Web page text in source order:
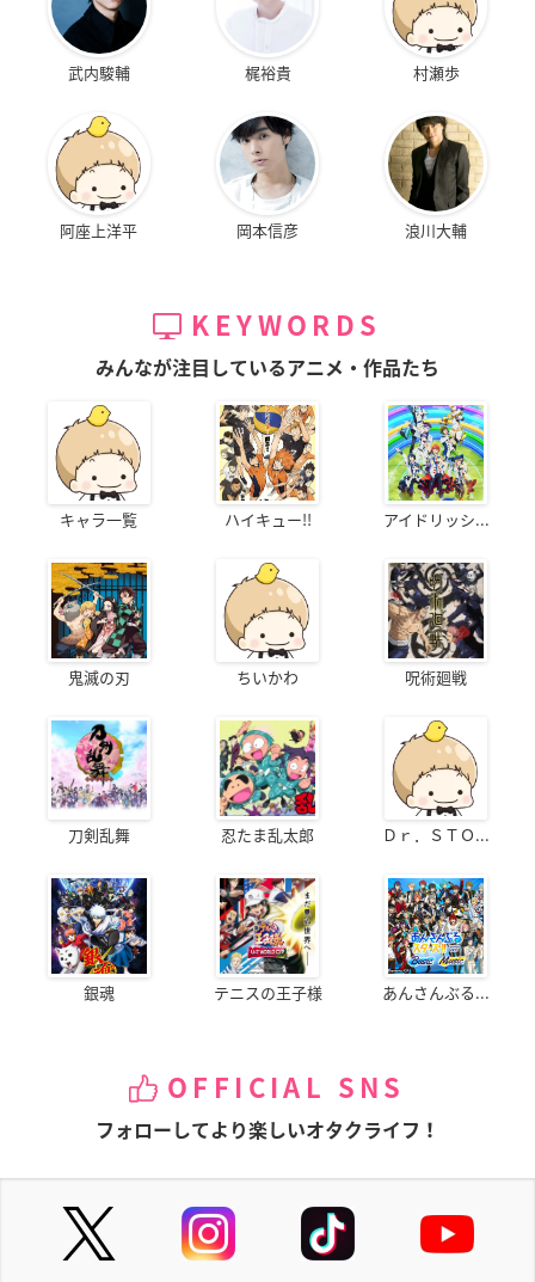
武内駿輔 梶裕貴 村瀬歩
阿座上洋平 岡本信彦 浪川大輔
KEYWORDS
みんなが注目しているアニメ・作品たち
キャラ一覧 ハイキュー!! アイドリッシ...
鬼滅の刃 ちいかわ 呪術廻戦
刀剣乱舞 忍たま乱太郎 Ｄｒ．ＳＴＯ...
銀魂 テニスの王子様 あんさんぶる...
OFFICIAL SNS
フォローしてより楽しいオタクライフ！